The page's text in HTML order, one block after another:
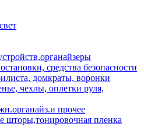
средства безопасности
домкраты, воронки
чехлы, оплетки руля,
прочее
шторы,тонировочная пленка